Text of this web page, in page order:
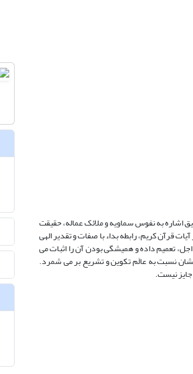
اشاره به نفوس سماویه و ملائک عماله، حقیقت
قرآن کریم، رابطه بداء با صفات و تقدیر الهی
دارای اجل، تعمیم داده و همیشگی بودن آن را اثبات می
نسبت به عالَم تکوین و تشریع بر می شمرد.
جایز نیست.